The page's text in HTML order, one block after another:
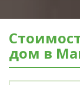
дом в